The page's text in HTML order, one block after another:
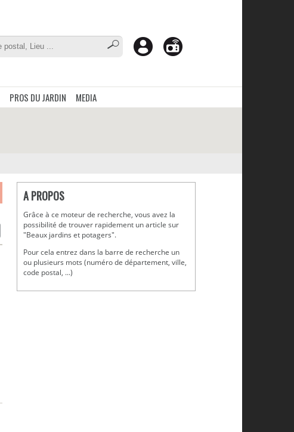
PROS DU JARDIN MEDIA
A PROPOS
Grâce à ce moteur de recherche, vous avez la
possibilité de trouver rapidement un article sur
"Beaux jardins et potagers".
Pour cela entrez dans la barre de recherche un
ou plusieurs mots (numéro de département, ville,
code postal, ...)